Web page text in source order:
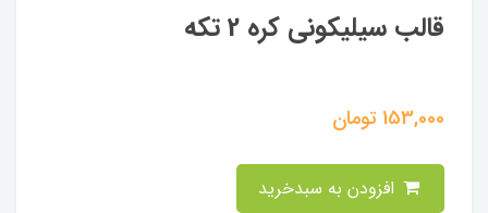
قالب سیلیکونی کره 2 تکه
153,000تومان